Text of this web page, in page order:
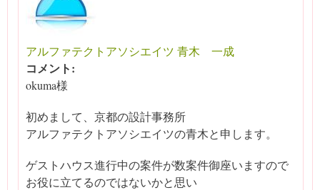
アルファテクトアソシエイツ 青木 一成
コメント:
okuma様
初めまして、京都の設計事務所
アルファテクトアソシエイツの青木と申します。
ゲストハウス進行中の案件が数案件御座いますので
お役に立てるのではないかと思い